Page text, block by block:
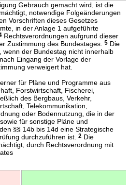
Gebrauch gemacht wird, ist die
notwendige Folgeänderungen
Vorschriften dieses Gesetzes
in der Anlage 1 aufgeführte
Rechtsverordnungen aufgrund dieser
Zustimmung des Bundestages.
5Die
wenn der Bundestag nicht innerhalb
Eingang der Vorlage der
verweigert hat.
für Pläne und Programme aus
Forstwirtschaft, Fischerei,
des Bergbaus, Verkehr,
Telekommunikation,
oder Bodennutzung, die in der
für sonstige Pläne und
§§ 14b bis 14d eine Strategische
durchzuführen ist.
2Die
durch Rechtsverordnung mit